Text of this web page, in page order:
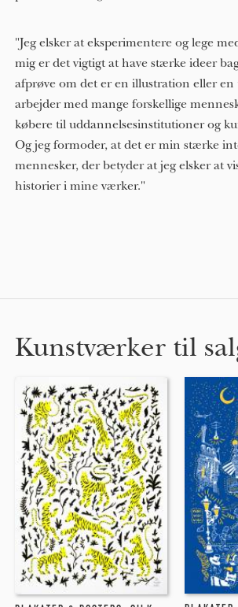
"Jeg elsker at eksperimentere og lege
mig er det vigtigt at have stærke ideer
afprøve om det er en illustration eller en
arbejder med mange forskellige
købere til uddannelsesinstitutioner og
Og jeg formoder, at det er min stærke
mennesker, der betyder at jeg elsker at
historier i mine værker."
Kunstværker til